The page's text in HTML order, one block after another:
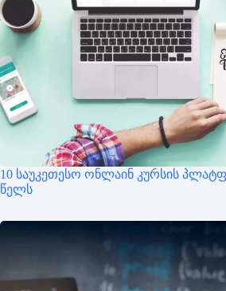
10 საუკეთესო ონლაინ კურსის
წელს